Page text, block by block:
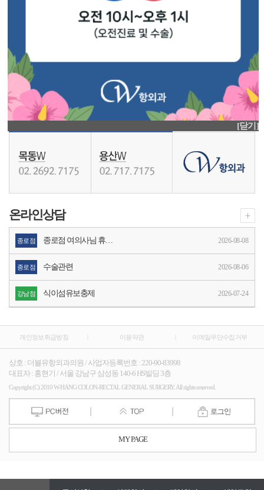
온라인상담
종로점 종로점 여의사님 휴무일 2026-08-08
종로점 수술관련 2026-08-06
강남점 식이섬유보충제 2026-07-24
[닫기]
개인정보취급방침 이용약관 이메일무단수집거부
상호 : 더블유항외과의원 / 사업자등록번호 : 220-90-83998
대표자 : 홍현기 / 서울 강남구 삼성동 140-6 HS빌딩 3층
Copyright (C) 2010 W-HANG COLON-RECTAL GENERAL SURGERY. All rights reserved.
MY PAGE